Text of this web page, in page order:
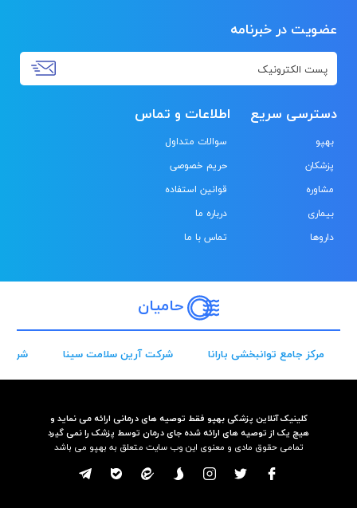
عضویت در خبرنامه
دسترسی سریع
بهپو
پزشکان
مشاوره
بیماری
داروها
اطلاعات و تماس
سوالات متداول
حریم خصوصی
قوانین استفاده
درباره ما
تماس با ما
حامیان
مرکز جامع توانبخشی بارانا شرکت آرین سلامت سینا شرکت
کلینیک آنلاین پزشکی بهپو فقط توصیه های درمانی ارائه می نماید و
هیچ یک از توصیه های ارائه شده جای درمان توسط پزشک را نمی گیرد
تمامی حقوق مادی و معنوی این وب سایت متعلق به بهپو می باشد